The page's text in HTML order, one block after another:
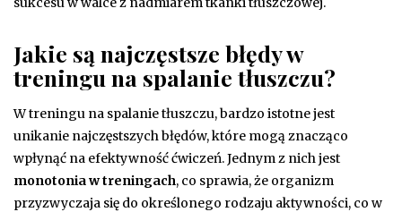
Jakie są najczęstsze błędy w
treningu na spalanie tłuszczu?
W treningu na spalanie tłuszczu, bardzo istotne jest
unikanie najczęstszych błędów, które mogą znacząco
wpłynąć na efektywność ćwiczeń. Jednym z nich jest
monotonia w treningach, co sprawia, że organizm
przyzwyczaja się do określonego rodzaju aktywności, co w